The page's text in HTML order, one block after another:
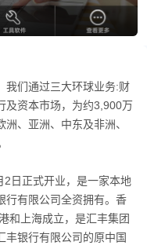
我们通过三大环球业务:财
及资本市场，为约3,900万
、亚洲、中东及非洲、
日正式开业，是一家本地
行有限公司全资拥有。香
和上海成立，是汇丰集团
丰银行有限公司的原中国